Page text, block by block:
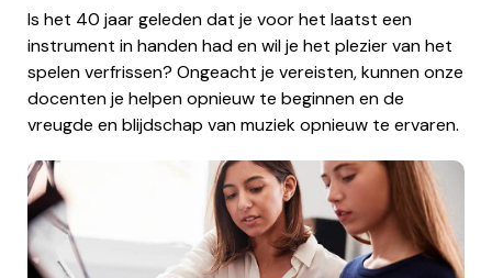
Is het 40 jaar geleden dat je voor het laatst een
instrument in handen had en wil je het plezier van het
spelen verfrissen? Ongeacht je vereisten, kunnen onze
docenten je helpen opnieuw te beginnen en de
vreugde en blijdschap van muziek opnieuw te ervaren.